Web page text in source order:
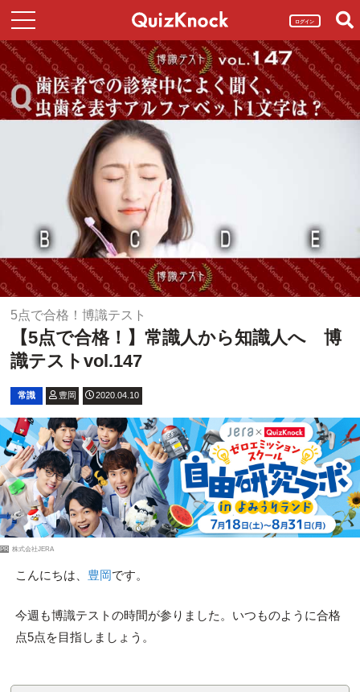
ログイン
5点で合格！博識テスト
【5点で合格！】常識人から知識人へ 博
識テストvol.147
常識 豊岡 2020.04.10
PR 株式会社JERA
こんにちは、 豊岡です。
今週も博識テストの時間が参りました。いつものように合格
点5点を目指しましょう。